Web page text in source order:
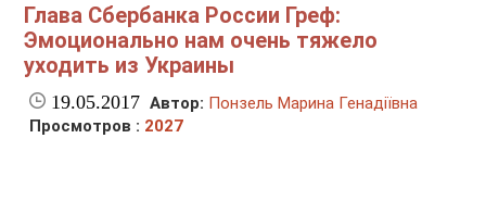
Глава Сбербанка России Греф:
Эмоционально нам очень тяжело
уходить из Украины
19.05.2017 Автор: Понзель Марина Генадіївна
Просмотров : 2027